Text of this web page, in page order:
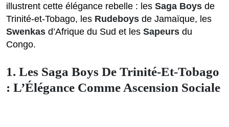
illustrent cette élégance rebelle : les Saga Boys de
Trinité-et-Tobago, les Rudeboys de Jamaïque, les
Swenkas d’Afrique du Sud et les Sapeurs du
Congo.
1. Les Saga Boys De Trinité-Et-Tobago
: L’Élégance Comme Ascension Sociale